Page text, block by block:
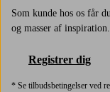
Som kunde hos os får
og masser af inspiration.
Registrer dig
* Se tilbudsbetingelser ved